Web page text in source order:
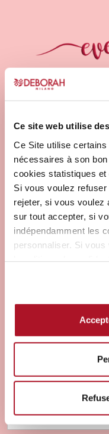
Ce site web utilise
Ce Site utilise
nécessaires à son
cookies statistiques et
Si vous voulez
rejeter, si vous voulez
sur tout accepter, si
indépendamment les
personnaliser. Si
peuvent
être
choisies
page
produit
MASCARA
INSTANT
ES CILS LIFTÉS
ÉTOILES!VOLUME,
UN INSTANT! LE
UN COUP DE
VRAI!Des cils et encore
15 septembre 2021